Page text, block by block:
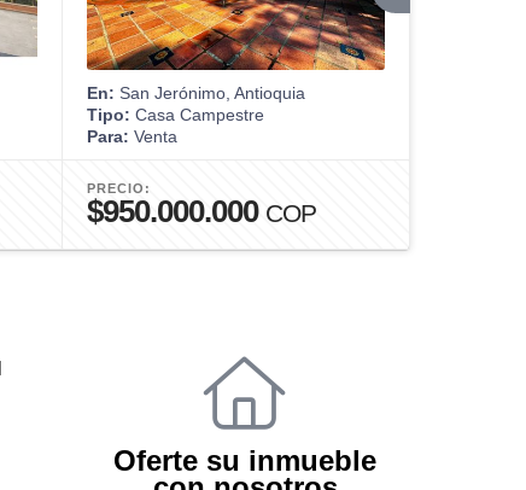
En: San Jerónimo, Antioquia
Tipo: Casa Campestre
Para: Venta
PRECIO:
$950.000.000 COP
Oferte su inmueble